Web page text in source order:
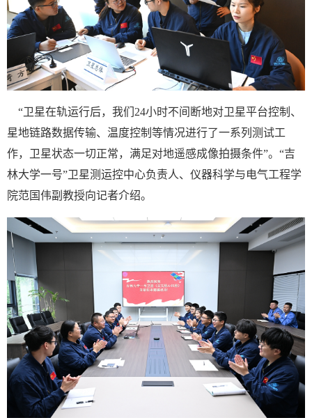
“卫星在轨运行后，我们24小时不间断地对卫星平台控制、
星地链路数据传输、温度控制等情况进行了一系列测试工
作，卫星状态一切正常，满足对地遥感成像拍摄条件”。“吉
林大学一号”卫星测运控中心负责人、仪器科学与电气工程学
院范国伟副教授向记者介绍。